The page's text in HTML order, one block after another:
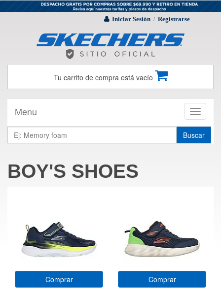
Iniciar Sesión / Registrarse
Tu carrito de compra está vacío
Toggle
Menu
Buscar
BOY'S SHOES
Comprar Comprar